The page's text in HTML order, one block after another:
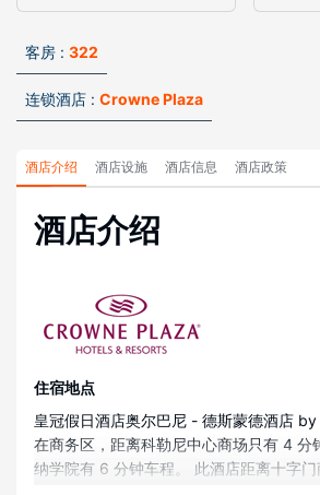
客房 : 322
连锁酒店 : Crowne Plaza
酒店介绍 酒店设施 酒店信息 酒店政策
酒店介绍
住宿地点
皇冠假日酒店奥尔巴尼 - 德斯蒙德酒店 by
在商务区，距离科勒尼中心商场只有 4 分
纳学院有 6 分钟车程。 此酒店距离十字